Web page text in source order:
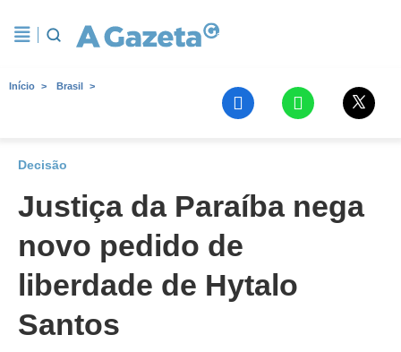
Início Brasil
Decisão
Justiça da Paraíba nega
novo pedido de
liberdade de Hytalo
Santos